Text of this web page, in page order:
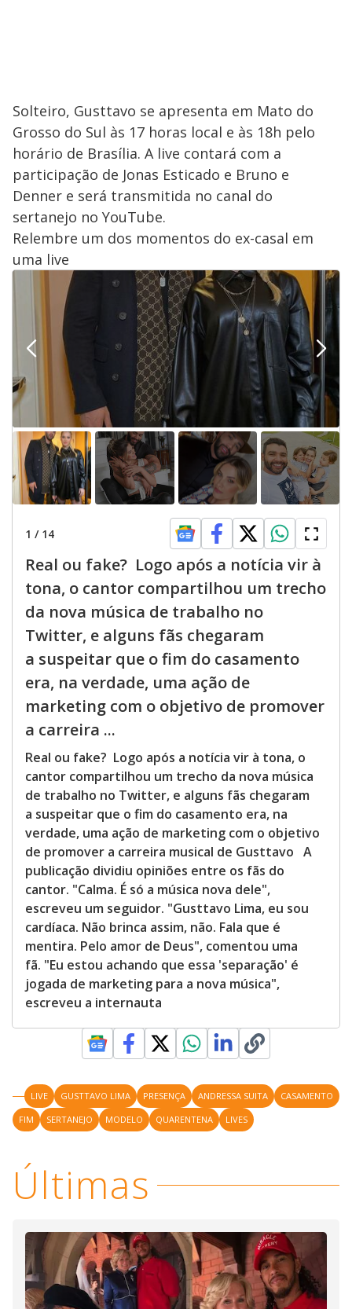
Solteiro, Gusttavo se apresenta em Mato do
Grosso do Sul às 17 horas local e às 18h pelo
horário de Brasília. A live contará com a
participação de Jonas Esticado e Bruno e
Denner e será transmitida no canal do
sertanejo no YouTube.
Relembre um dos momentos do ex-casal em
uma live
1 / 14
Real ou fake? Logo após a notícia vir à
tona, o cantor compartilhou um trecho
da nova música de trabalho no
Twitter, e alguns fãs chegaram
a suspeitar que o fim do casamento
era, na verdade, uma ação de
marketing com o objetivo de promover
a carreira ...
Real ou fake? Logo após a notícia vir à tona, o
cantor compartilhou um trecho da nova música
de trabalho no Twitter, e alguns fãs chegaram
a suspeitar que o fim do casamento era, na
verdade, uma ação de marketing com o objetivo
de promover a carreira musical de Gusttavo A
publicação dividiu opiniões entre os fãs do
cantor. "Calma. É só a música nova dele",
escreveu um seguidor. "Gusttavo Lima, eu sou
cardíaca. Não brinca assim, não. Fala que é
mentira. Pelo amor de Deus", comentou uma
fã. "Eu estou achando que essa 'separação' é
jogada de marketing para a nova música",
escreveu a internauta
LIVE GUSTTAVO LIMA PRESENÇA ANDRESSA SUITA
CASAMENTO
FIM
SERTANEJO MODELO QUARENTENA LIVES
Últimas